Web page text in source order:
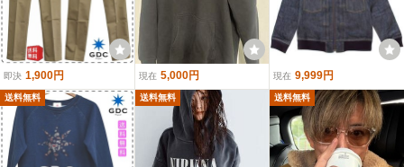
即決 1,900円 現在 5,000円 現在 9,999円
送料無料 送料無料 送料無料